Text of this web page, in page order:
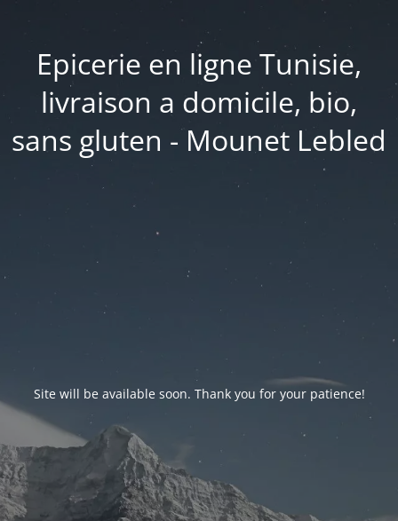
Epicerie en ligne Tunisie,
livraison a domicile, bio,
sans gluten - Mounet Lebled
Site will be available soon. Thank you for your patience!